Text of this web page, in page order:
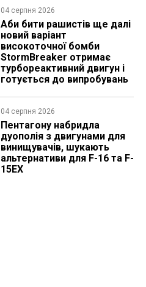
04 серпня 2026
Аби бити рашистів ще далі
новий варіант
високоточної бомби
StormBreaker отримає
турбореактивний двигун і
готується до випробувань
04 серпня 2026
Пентагону набридла
дуополія з двигунами для
винищувачів, шукають
альтернативи для F-16 та F-
15EX